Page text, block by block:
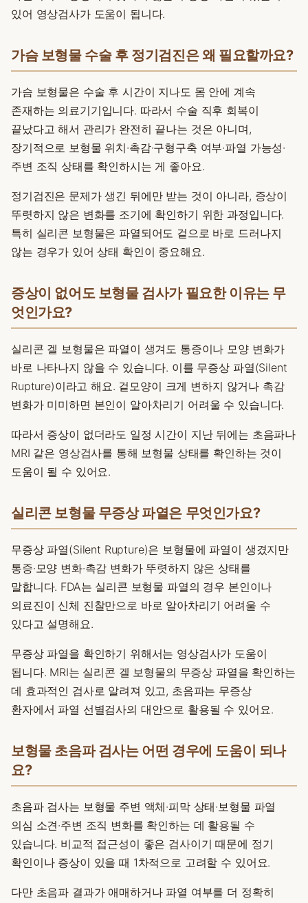
있어 영상검사가 도움이 됩니다.
가슴 보형물 수술 후 정기검진은 왜 필요할까요?
가슴 보형물은 수술 후 시간이 지나도 몸 안에 계속
존재하는 의료기기입니다. 따라서 수술 직후 회복이
끝났다고 해서 관리가 완전히 끝나는 것은 아니며,
장기적으로 보형물 위치·촉감·구형구축 여부·파열 가능성·
주변 조직 상태를 확인하시는 게 좋아요.
정기검진은 문제가 생긴 뒤에만 받는 것이 아니라, 증상이
뚜렷하지 않은 변화를 조기에 확인하기 위한 과정입니다.
특히 실리콘 보형물은 파열되어도 겉으로 바로 드러나지
않는 경우가 있어 상태 확인이 중요해요.
증상이 없어도 보형물 검사가 필요한 이유는 무
엇인가요?
실리콘 겔 보형물은 파열이 생겨도 통증이나 모양 변화가
바로 나타나지 않을 수 있습니다. 이를 무증상 파열(Silent
Rupture)이라고 해요. 겉모양이 크게 변하지 않거나 촉감
변화가 미미하면 본인이 알아차리기 어려울 수 있습니다.
따라서 증상이 없더라도 일정 시간이 지난 뒤에는 초음파나
MRI 같은 영상검사를 통해 보형물 상태를 확인하는 것이
도움이 될 수 있어요.
실리콘 보형물 무증상 파열은 무엇인가요?
무증상 파열(Silent Rupture)은 보형물에 파열이 생겼지만
통증·모양 변화·촉감 변화가 뚜렷하지 않은 상태를
말합니다. FDA는 실리콘 보형물 파열의 경우 본인이나
의료진이 신체 진찰만으로 바로 알아차리기 어려울 수
있다고 설명해요.
무증상 파열을 확인하기 위해서는 영상검사가 도움이
됩니다. MRI는 실리콘 겔 보형물의 무증상 파열을 확인하는
데 효과적인 검사로 알려져 있고, 초음파는 무증상
환자에서 파열 선별검사의 대안으로 활용될 수 있어요.
보형물 초음파 검사는 어떤 경우에 도움이 되나
요?
초음파 검사는 보형물 주변 액체·피막 상태·보형물 파열
의심 소견·주변 조직 변화를 확인하는 데 활용될 수
있습니다. 비교적 접근성이 좋은 검사이기 때문에 정기
확인이나 증상이 있을 때 1차적으로 고려할 수 있어요.
다만 초음파 결과가 애매하거나 파열 여부를 더 정확히